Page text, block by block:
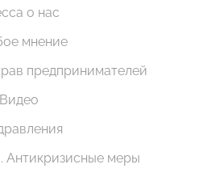
о нас
мнение
предпринимателей
Видео
меры